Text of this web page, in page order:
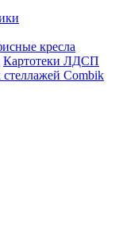
кресла
Картотеки ЛДСП
Combik